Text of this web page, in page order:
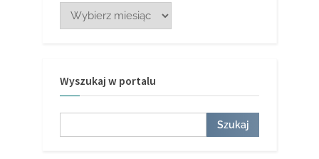
Wyszukaj w portalu
Szukaj